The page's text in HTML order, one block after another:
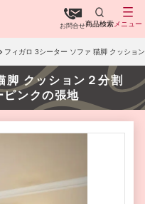
お問合せ商品検索 メニュー
フィガロ 3シーター ソファ 猫脚 クッショ
脚 クッション２分割
ピンクの張地